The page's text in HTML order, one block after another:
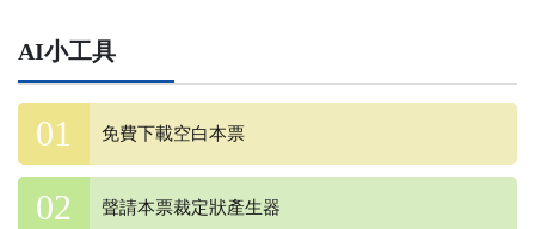
AI小工具
免費下載空白本票
聲請本票裁定狀產生器